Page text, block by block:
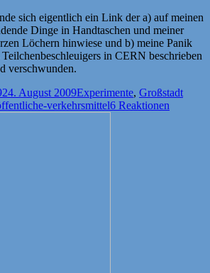
sich eigentlich ein Link der a) auf meinen
Dinge in Handtaschen und meiner
Löchern hinwiese und b) meine Panik
in CERN beschrieben
verschwunden.
24. August 2009Kategorien
Experimente, Großstadt
verkehrsmittel6 Reaktionen